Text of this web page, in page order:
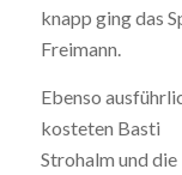
knapp ging das
Freimann.
Ebenso
kosteten Basti
Strohalm und die